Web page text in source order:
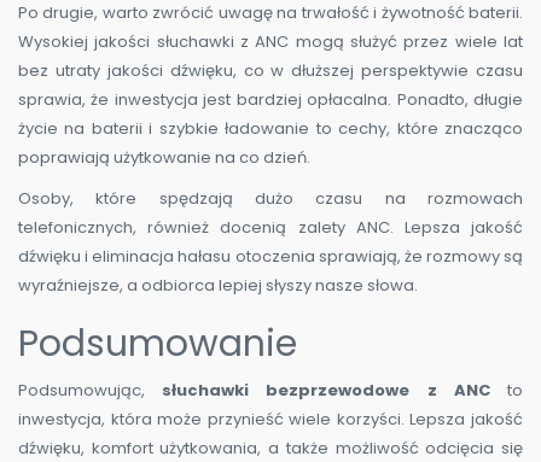
Po drugie, warto zwrócić uwagę na trwałość i żywotność baterii.
Wysokiej jakości słuchawki z ANC mogą służyć przez wiele lat
bez utraty jakości dźwięku, co w dłuższej perspektywie czasu
sprawia, że inwestycja jest bardziej opłacalna. Ponadto, długie
życie na baterii i szybkie ładowanie to cechy, które znacząco
poprawiają użytkowanie na co dzień.
Osoby, które spędzają dużo czasu na rozmowach
telefonicznych, również docenią zalety ANC. Lepsza jakość
dźwięku i eliminacja hałasu otoczenia sprawiają, że rozmowy są
wyraźniejsze, a odbiorca lepiej słyszy nasze słowa.
Podsumowanie
Podsumowując, słuchawki bezprzewodowe z ANCto
inwestycja, która może przynieść wiele korzyści. Lepsza jakość
dźwięku, komfort użytkowania, a także możliwość odcięcia się